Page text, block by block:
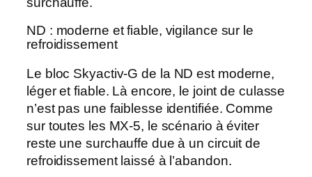
ND : moderne et fiable, vigilance sur le
refroidissement
Le bloc Skyactiv-G de la ND est moderne,
léger et fiable. Là encore, le joint de culasse
n’est pas une faiblesse identifiée. Comme
sur toutes les MX-5, le scénario à éviter
reste une surchauffe due à un circuit de
refroidissement laissé à l’abandon.